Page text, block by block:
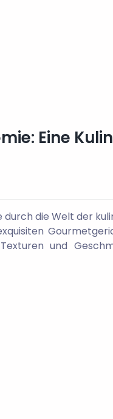
Eine
durch die Welt der
und